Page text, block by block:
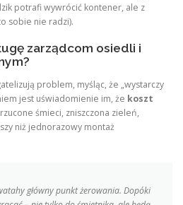
potrafi wywrócić kontener, ale z
sobie nie radzi).
zarządcom osiedli i
problem, myśląc, że „wystarczy
jest uświadomienie im, że koszt
śmieci, zniszczona zieleń,
niż jednorazowy montaż
główny punkt żerowania. Dopóki